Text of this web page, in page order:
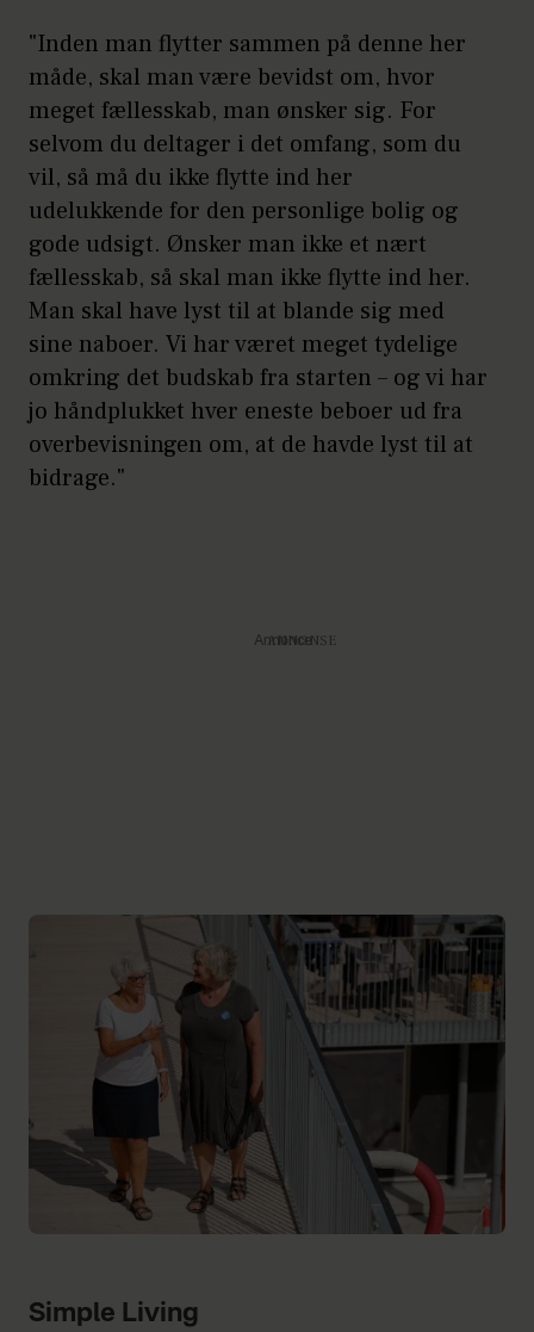
"Inden man flytter sammen på denne her
måde, skal man være bevidst om, hvor
meget fællesskab, man ønsker sig. For
selvom du deltager i det omfang, som du
vil, så må du ikke flytte ind her
udelukkende for den personlige bolig og
gode udsigt. Ønsker man ikke et nært
fællesskab, så skal man ikke flytte ind her.
Man skal have lyst til at blande sig med
sine naboer. Vi har været meget tydelige
omkring det budskab fra starten – og vi har
jo håndplukket hver eneste beboer ud fra
overbevisningen om, at de havde lyst til at
bidrage."
Annonce
Simple Living